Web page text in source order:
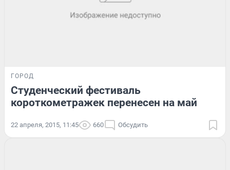
ГОРОД
Студенческий фестиваль
короткометражек перенесен на май
22 апреля, 2015, 11:45 660 Обсудить